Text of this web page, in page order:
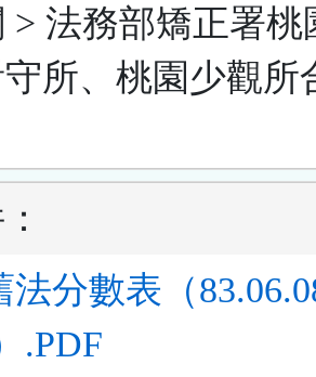
> 法務部矯正署桃
守所、桃園少觀所
法分數表（
.PDF